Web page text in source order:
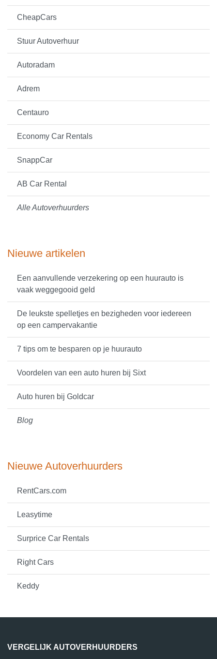
CheapCars
Stuur Autoverhuur
Autoradam
Adrem
Centauro
Economy Car Rentals
SnappCar
AB Car Rental
Alle Autoverhuurders
Nieuwe artikelen
Een aanvullende verzekering op een huurauto is
vaak weggegooid geld
De leukste spelletjes en bezigheden voor iedereen
op een campervakantie
7 tips om te besparen op je huurauto
Voordelen van een auto huren bij Sixt
Auto huren bij Goldcar
Blog
Nieuwe Autoverhuurders
RentCars.com
Leasytime
Surprice Car Rentals
Right Cars
Keddy
VERGELIJK AUTOVERHUURDERS